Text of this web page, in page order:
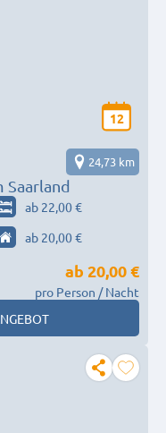
12
24,73 km
ab 22,00 €
ab 20,00 €
ab 20,00 €
pro Person / Nacht